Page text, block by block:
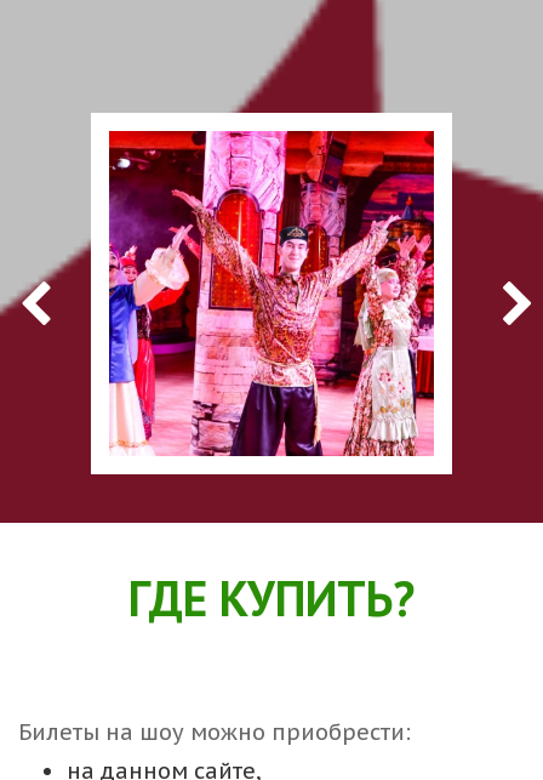
ГДЕ КУПИТЬ?
Билеты на шоу можно приобрести:
на данном сайте,